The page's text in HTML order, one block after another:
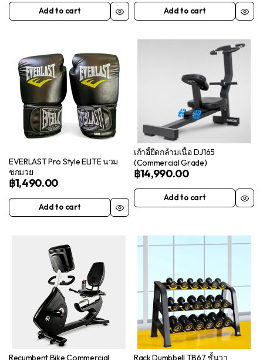
Add to cart Add to cart
EVERLAST Pro Style ELITE นวม
ชกมวย
฿1,490.00
Add to cart
เก้าอี้ยืดกล้ามเนื้อ ​DJ165
(Commercial Grade)
฿14,990.00
Add to cart
Recumbent Bike Commercial Rack Dumbbell TB67 ชั้นวา